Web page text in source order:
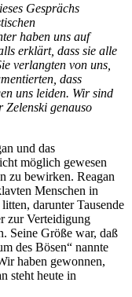
Gesprächs
haben uns auf
erklärt, dass sie alle
verlangten von uns,
dass
uns leiden. Wir sind
Zelenski genauso
und das
möglich gewesen
zu bewirken. Reagan
Menschen in
darunter Tausende
zur Verteidigung
Seine Größe war, daß
des Bösen“ nannte
haben gewonnen,
steht heute in